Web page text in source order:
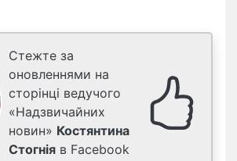
Стежте за
оновленнями на
сторінці ведучого
«Надзвичайних
новин» Костянтина
Стогнія в Facebook